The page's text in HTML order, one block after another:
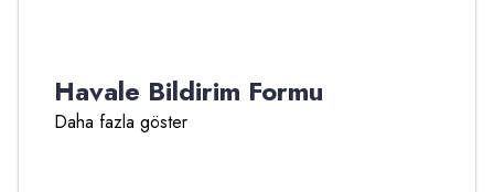
Havale Bildirim Formu
Daha fazla göster